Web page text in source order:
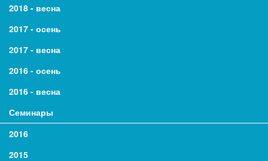
2018 - весна
2017 - осень
2017 - весна
2016 - осень
2016 - весна
Семинары
2016
2015